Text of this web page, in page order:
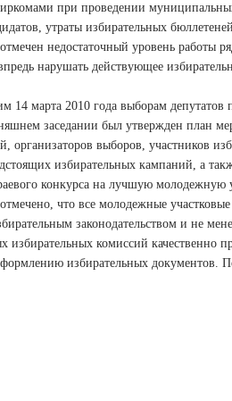
при проведении
утраты избирательных
недостаточный уровень работы
нарушать действующее
14 марта 2010 года выборам
заседании был утвержден план
организаторов выборов, участников
избирательных кампаний, а
конкурса на лучшую
что все молодежные
законодательством и не
комиссий качественно
избирательных документов.